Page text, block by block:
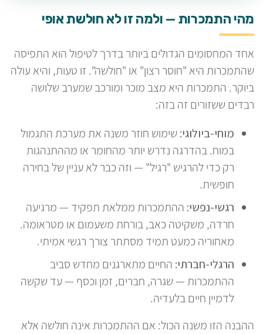
מהי התמכרות — ולמה זו לא חולשת אופי
אחד המחסומים הגדולים ביותר בדרך לטיפול הוא התפיסה
שהתמכרות היא "חוסר רצון" או "חולשה". זו טעות, והיא עולה
ביוקר. התמכרות היא מצב מוכר ומורכב שמערב שלושה
רבדים ששזורים זה בזה:
מוחי-ביולוגי: שימוש חוזר משנה את מערכת התגמול
במוח. בהדרגה נדרש יותר מהחומר או מההתנהגות
רק כדי להרגיש "רגיל" — וזה כבר לא עניין של בחירה
חופשית.
רגשי-נפשי: ההתמכרות ממלאת תפקיד — מרגיעה
חרדה, משקיטה כאב, בורחת משעמום או מטראומה.
מאחוריה כמעט תמיד מסתתר צורך רגשי אמיתי.
הרגלי-חברתי: החיים מתארגנים מחדש סביב
ההתמכרות — שגרה, חברים, זמן וכסף — עד שקשה
לדמיין חיים בלעדיה.
ההבנה הזו משנה הכול: אם ההתמכרות אינה חולשה אלא